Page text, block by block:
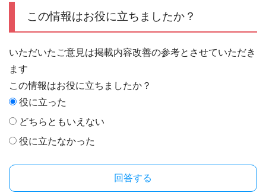
この情報はお役に立ちましたか？
いただいたご意見は掲載内容改善の参考とさせていただき
ます
この情報はお役に立ちましたか？
役に立った
どちらともいえない
役に立たなかった